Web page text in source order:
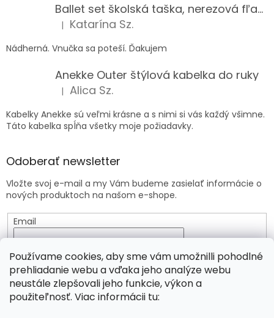
Používame cookies, aby sme vám umožnilli pohodlné
prehliadanie webu a vďaka jeho analýze webu
neustále zlepšovali jeho funkcie, výkon a
použiteľnosť. Viac informácii tu:
Ballet set školská taška, nerezová fľaša a plný peračník s motívom baletky pre dievča
Hodnotenie produktu je 5 z 5 hviezdičiek.
| Katarína Sz.
Nádherná. Vnučka sa poteší. Ďakujem
Anekke Outer štýlová kabelka do ruky
Hodnotenie produktu je 5 z 5 hviezdičiek.
| Alica Sz.
Kabelky Anekke sú veľmi krásne a s nimi si vás každý všimne.
Táto kabelka spĺňa všetky moje požiadavky.
Odoberať newsletter
Vložte svoj e-mail a my Vám budeme zasielať informácie o
nových produktoch na našom e-shope.
Email
osobných údajov
PRIHLÁSIŤ SA